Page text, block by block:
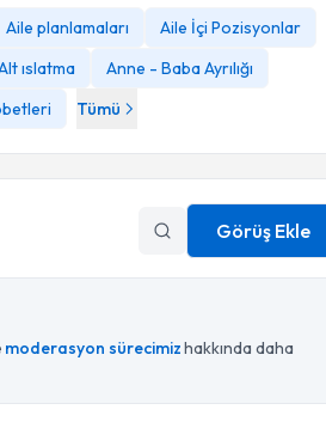
Aile planlamaları
Aile İçi Pozisyonlar
ıslatma
Anne - Baba Ayrılığı
Tümü
Görüş Ekle
moderasyon sürecimizhakkında daha